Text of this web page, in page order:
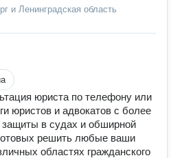
и Ленинградская область
юриста по телефону или
юристов и адвокатов с более
в судах и обширной
решить любые ваши
областях гражданского